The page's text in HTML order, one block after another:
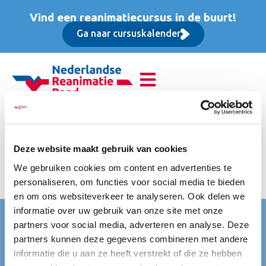
Deze website maakt gebruik van cookies
We gebruiken cookies om content en advertenties te
personaliseren, om functies voor social media te bieden
en om ons websiteverkeer te analyseren. Ook delen we
informatie over uw gebruik van onze site met onze
partners voor social media, adverteren en analyse. Deze
partners kunnen deze gegevens combineren met andere
informatie die u aan ze heeft verstrekt of die ze hebben
Vind een reanimatiecursus in de buurt!
Ga naar cursuskalender
Reanimatie van
volwassenen (BLS),
Opfriscursus
Nederlandse Reanimatie Raad (NRR)
Mercatorlaan 1200
3528 BL Utrecht